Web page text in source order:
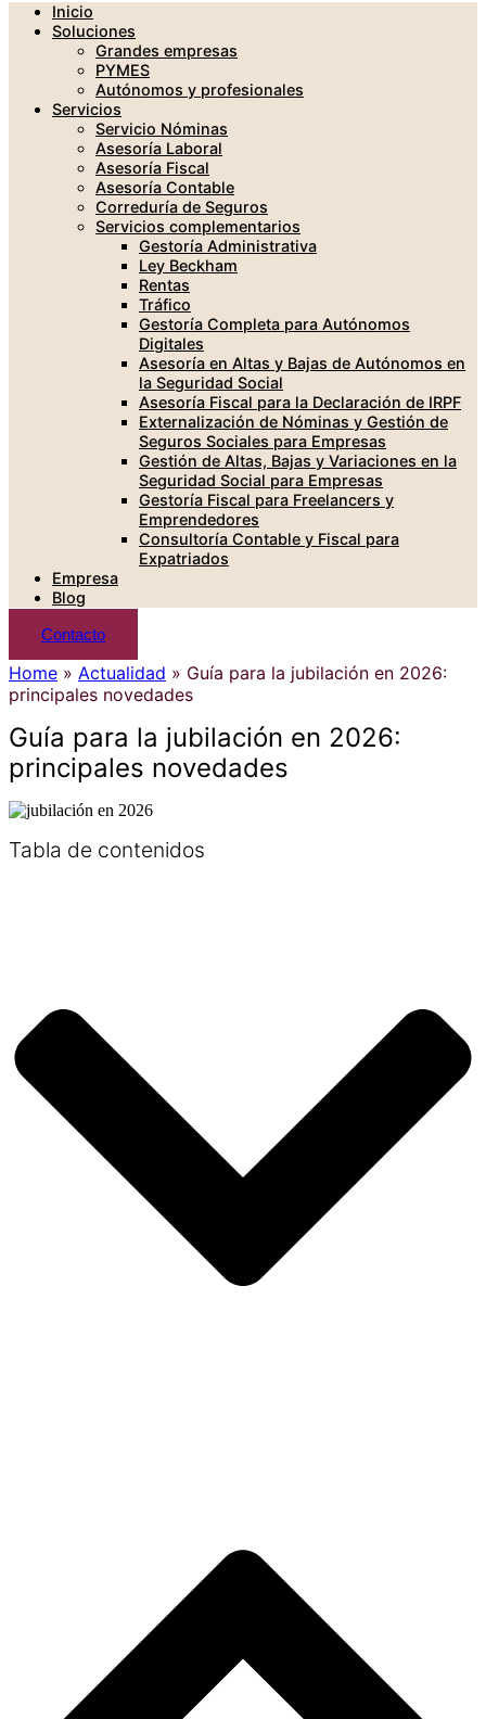
Inicio
Soluciones
Grandes empresas
PYMES
Autónomos y profesionales
Servicios
Servicio Nóminas
Asesoría Laboral
Asesoría Fiscal
Asesoría Contable
Correduría de Seguros
Servicios complementarios
Gestoría Administrativa
Ley Beckham
Rentas
Tráfico
Gestoría Completa para Autónomos
Digitales
Asesoría en Altas y Bajas de Autónomos en
la Seguridad Social
Asesoría Fiscal para la Declaración de IRPF
Externalización de Nóminas y Gestión de
Seguros Sociales para Empresas
Gestión de Altas, Bajas y Variaciones en la
Seguridad Social para Empresas
Gestoría Fiscal para Freelancers y
Emprendedores
Consultoría Contable y Fiscal para
Expatriados
Empresa
Blog
Contacto
Home » Actualidad » Guía para la jubilación en 2026:
principales novedades
Guía para la jubilación en 2026:
principales novedades
Tabla de contenidos